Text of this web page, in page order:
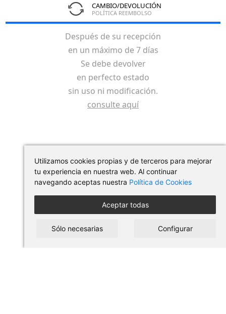
Utilizamos cookies propias y de terceros para mejorar
tu experiencia en nuestra web. Al continuar
navegando aceptas nuestra Política de Cookies
Aceptar todas
Sólo necesarias Configurar
CAMBIO/DEVOLUCIÓN
POLÍTICA REEMBOLSO
Después de su recepción
en un máximo de 7 días
Se debe devolver
en perfecto estado
sin uso ni modificación.
consulte aquí